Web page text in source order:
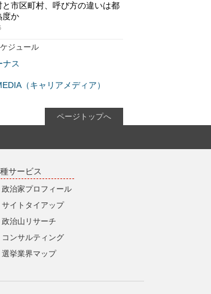
と市区町村、呼び方の違いは都
度か
ジュール
ナス
（キャリアメディア）
ページトップへ
サービス
政治家プロフィール
サイトタイアップ
政治山リサーチ
コンサルティング
選挙業界マップ